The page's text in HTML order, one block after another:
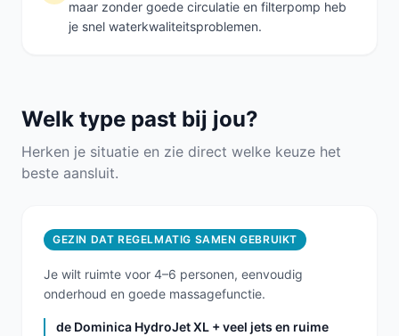
maar zonder goede circulatie en filterpomp heb
je snel waterkwaliteitsproblemen.
Welk type past bij jou?
Herken je situatie en zie direct welke keuze het
beste aansluit.
GEZIN DAT REGELMATIG SAMEN GEBRUIKT
Je wilt ruimte voor 4–6 personen, eenvoudig
onderhoud en goede massagefunctie.
de Dominica HydroJet XL + veel jets en ruime